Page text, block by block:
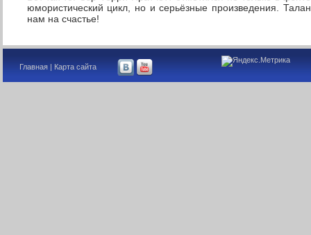
юмористический цикл, но и серьёзные произведения.
нам на счастье!
Главная Карта сайта